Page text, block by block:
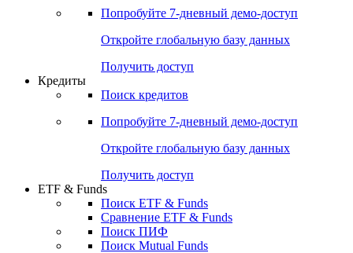
Попробуйте 7-дневный демо-доступ
Откройте глобальную базу данных
Получить доступ
Кредиты
Поиск кредитов
Попробуйте 7-дневный демо-доступ
Откройте глобальную базу данных
Получить доступ
ETF & Funds
Поиск ETF & Funds
Сравнение ETF & Funds
Поиск ПИФ
Поиск Mutual Funds